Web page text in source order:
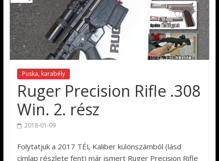
Puska, karabély
Ruger Precision Rifle .308
Win. 2. rész
2018-01-09
Folytatjuk a 2017 TÉL Kaliber különszámból (lásd
címlap részlete fent) már ismert Ruger Precision Rifle